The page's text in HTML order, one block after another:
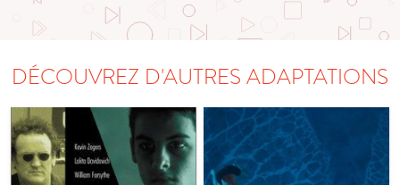
DÉCOUVREZ D'AUTRES ADAPTATIONS